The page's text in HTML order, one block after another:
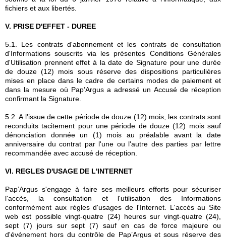
fichiers et aux libertés.
V. PRISE D'EFFET - DUREE
5.1. Les contrats d'abonnement et les contrats de consultation
d'Informations souscrits via les présentes Conditions Générales
d'Utilisation prennent effet à la date de Signature pour une durée
de douze (12) mois sous réserve des dispositions particulières
mises en place dans le cadre de certains modes de paiement et
dans la mesure où Pap’Argus a adressé un Accusé de réception
confirmant la Signature.
5.2. A l'issue de cette période de douze (12) mois, les contrats sont
reconduits tacitement pour une période de douze (12) mois sauf
dénonciation donnée un (1) mois au préalable avant la date
anniversaire du contrat par l'une ou l'autre des parties par lettre
recommandée avec accusé de réception.
VI. REGLES D'USAGE DE L'INTERNET
Pap’Argus s'engage à faire ses meilleurs efforts pour sécuriser
l'accès, la consultation et l'utilisation des Informations
conformément aux règles d'usages de l'Internet. L'accès au Site
web est possible vingt-quatre (24) heures sur vingt-quatre (24),
sept (7) jours sur sept (7) sauf en cas de force majeure ou
d'événement hors du contrôle de Pap’Argus et sous réserve des